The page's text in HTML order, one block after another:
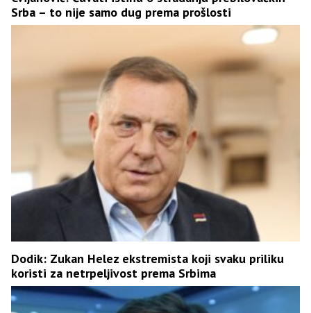
Srba – to nije samo dug prema prošlosti
Dodik: Zukan Helez ekstremista koji svaku priliku
koristi za netrpeljivost prema Srbima